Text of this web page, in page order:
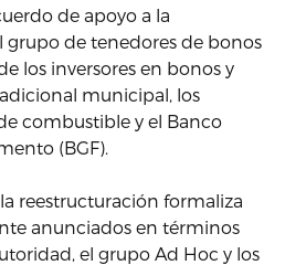
de apoyo a la
grupo de tenedores de bonos
los inversores en bonos y
municipal, los
combustible y el Banco
(BGF).
reestructuración formaliza
anunciados en términos
el grupo Ad Hoc y los